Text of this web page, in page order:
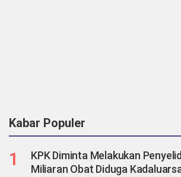
Kabar Populer
1
KPK Diminta Melakukan
Miliaran Obat Diduga